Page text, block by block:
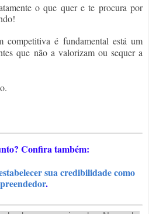
o que quer e te procura por
competitiva é fundamental está um
que não a valorizam ou sequer a
Confira também:
sua credibilidade como
.